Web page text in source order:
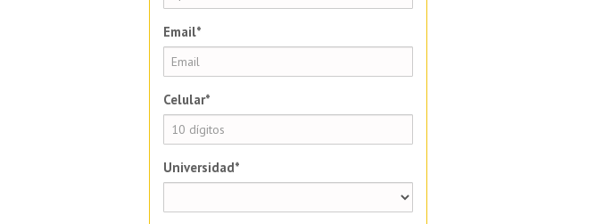
Email*
Celular*
Universidad*